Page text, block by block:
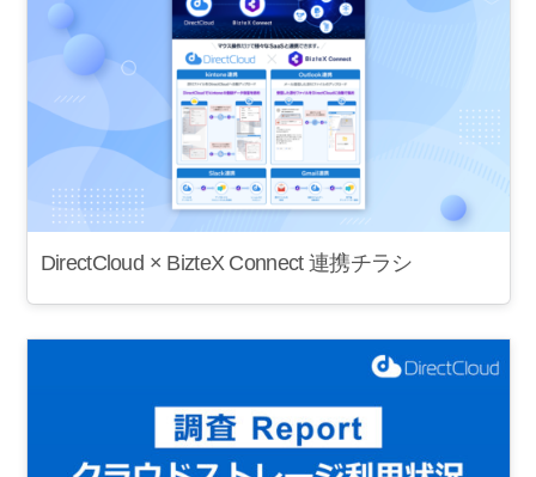
DirectCloud × BizteX Connect 連携チラシ